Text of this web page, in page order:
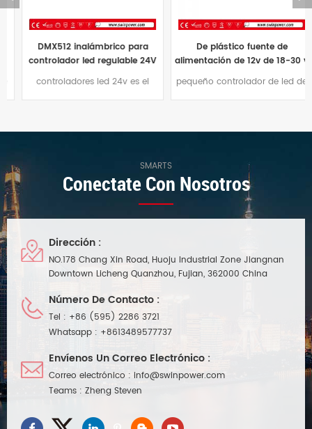
DMX512 inalámbrico para
controlador led regulable 24V
100W
controladores led 24v es el
hasta88%, Diseño a prueba de
agua IP67, Puede funcionar
bien con la luz RGBCW, como
RGBW de la compañía Hitlights.
De plástico fuente de
alimentación de 12v de 18-30 v
400mA 0-10v dimmable llevó
el conductor
pequeño controlador de led de
conveniente para la
iluminación interior del LED,con
LE bombillas LED puede ahorrar
energía en la mayor medida.
SMARTS
Conectate Con Nosotros
Dirección :
NO.178 Chang Xin Road, Huoju Industrial Zone Jiangnan
Downtown Licheng Quanzhou, Fujian, 362000 China
Número De Contacto :
Tel : +86 (595) 2286 3721
Whatsapp : +8613489577737
Envíenos Un Correo Electrónico :
Correo electrónico : info@swinpower.com
Teams : Zheng Steven